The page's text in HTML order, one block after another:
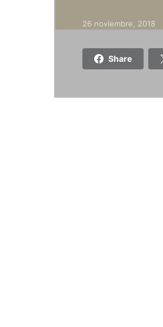
Posted on
26 noviembre, 2018
Share